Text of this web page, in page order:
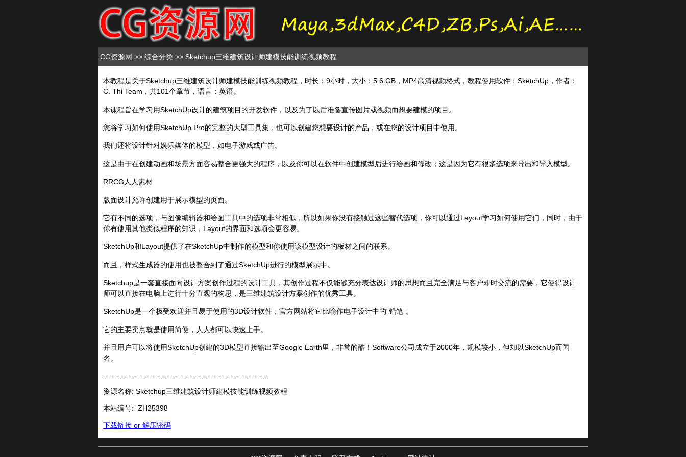
CG资源网 >> 综合分类 >> Sketchup三维建筑设计师建模技能训练视频教程
本教程是关于Sketchup三维建筑设计师建模技能训练视频教程，时长：9小时，大小：5.6 GB，MP4高清视频格式，教程使用软件：SketchUp，作者：
C. Thi Team，共101个章节，语言：英语。
本课程旨在学习用SketchUp设计的建筑项目的开发软件，以及为了以后准备宣传图片或视频而想要建模的项目。
您将学习如何使用SketchUp Pro的完整的大型工具集，也可以创建您想要设计的产品，或在您的设计项目中使用。
我们还将设计针对娱乐媒体的模型，如电子游戏或广告。
这是由于在创建动画和场景方面容易整合更强大的程序，以及你可以在软件中创建模型后进行绘画和修改；这是因为它有很多选项来导出和导入模型。
RRCG人人素材
版面设计允许创建用于展示模型的页面。
它有不同的选项，与图像编辑器和绘图工具中的选项非常相似，所以如果你没有接触过这些替代选项，你可以通过Layout学习如何使用它们，同时，由于
你有使用其他类似程序的知识，Layout的界面和选项会更容易。
SketchUp和Layout提供了在SketchUp中制作的模型和你使用该模型设计的板材之间的联系。
而且，样式生成器的使用也被整合到了通过SketchUp进行的模型展示中。
Sketchup是一套直接面向设计方案创作过程的设计工具，其创作过程不仅能够充分表达设计师的思想而且完全满足与客户即时交流的需要，它使得设计
师可以直接在电脑上进行十分直观的构思，是三维建筑设计方案创作的优秀工具。
SketchUp是一个极受欢迎并且易于使用的3D设计软件，官方网站将它比喻作电子设计中的“铅笔”。
它的主要卖点就是使用简便，人人都可以快速上手。
并且用户可以将使用SketchUp创建的3D模型直接输出至Google Earth里，非常的酷！Software公司成立于2000年，规模较小，但却以SketchUp而闻
名。
-----------------------------------------------------------------
资源名称: Sketchup三维建筑设计师建模技能训练视频教程
本站编号: ZH25398
下载链接 or 解压密码